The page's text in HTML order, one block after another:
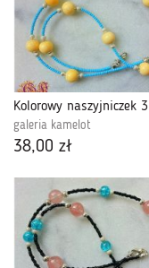
Kolorowy naszyjniczek 3
galeria kamelot
38,00 zł